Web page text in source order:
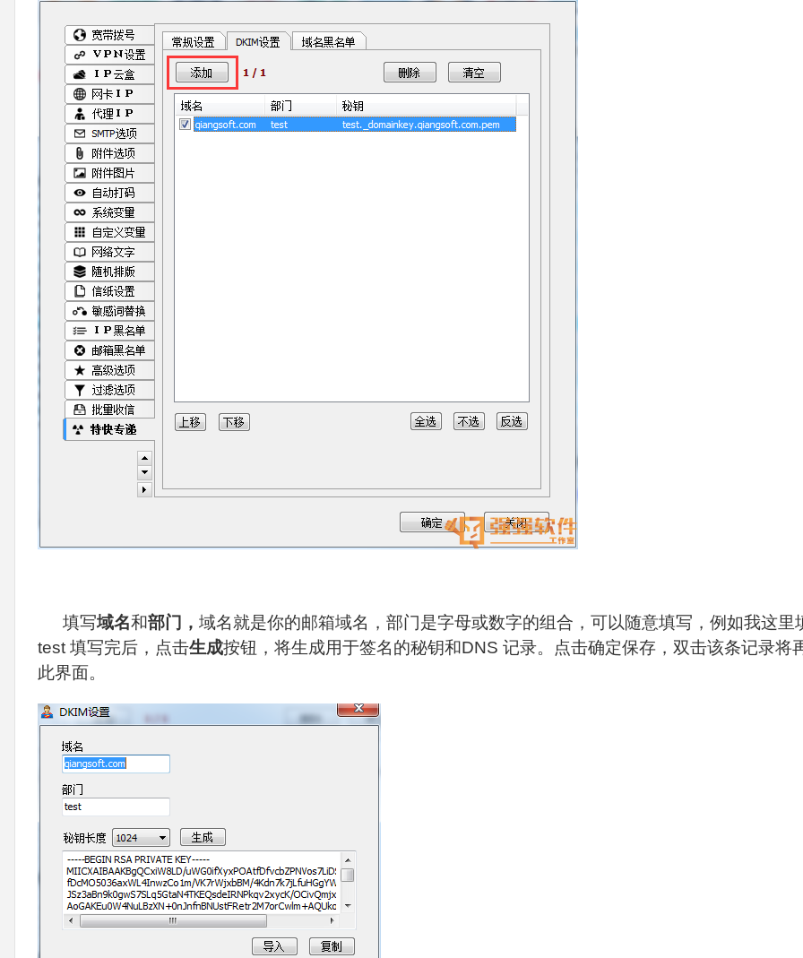
填写域名和部门， 域名就是你的邮箱域名，部门是字母或数字的组合，可以随意填写，例如我这里
test 填写完后，点击生成按钮，将生成用于签名的秘钥和DNS 记录。点击确定保存，双击该条记录将
此界面。